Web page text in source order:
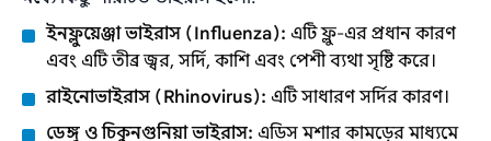
ইনফ্লুয়েঞ্জা ভাইরাস (Influenza): এটি ফ্লু-এর প্রধান কারণ
এবং এটি তীব্র জ্বর, সর্দি, কাশি এবং পেশী ব্যথা সৃষ্টি করে।
রাইনোভাইরাস (Rhinovirus): এটি সাধারণ সর্দির কারণ।
ডেঙ্গু ও চিকুনগুনিয়া ভাইরাস: এডিস মশার কামড়ের মাধ্যমে